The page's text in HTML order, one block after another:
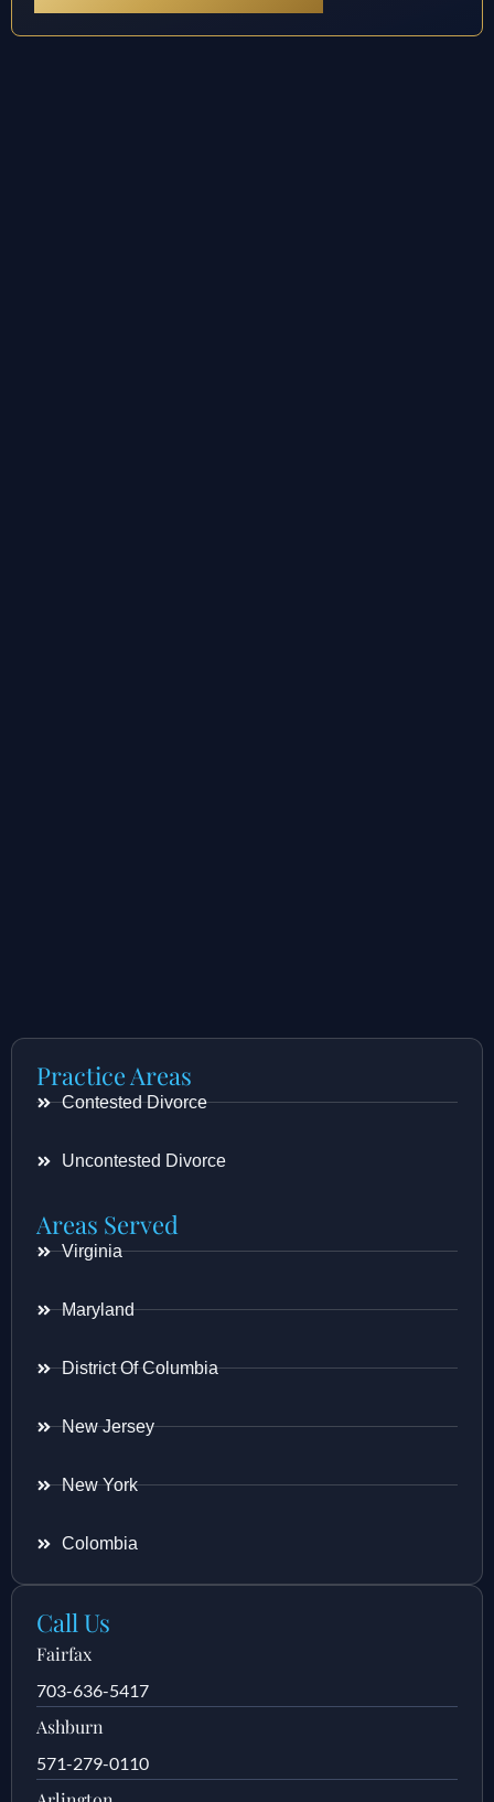
Practice Areas
Contested Divorce
Uncontested Divorce
Areas Served
Virginia
Maryland
District Of Columbia
New Jersey
New York
Colombia
Call Us
Fairfax
703-636-5417
Ashburn
571-279-0110